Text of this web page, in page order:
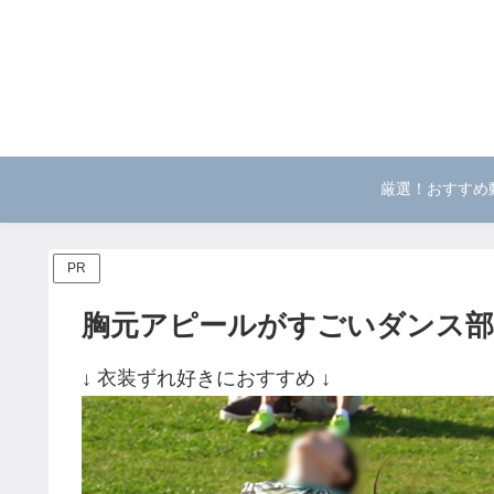
厳選！おすすめ
PR
胸元アピールがすごいダンス
↓ 衣装ずれ好きにおすすめ ↓